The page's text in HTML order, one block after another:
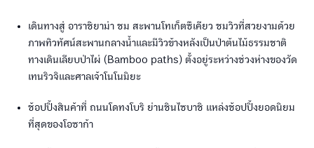
เดินทางสู่ อาราชิยาม่า ชม สะพานโทเก็ตซึเคียว ชมวิวที่สวยงามด้วย
ภาพทิวทัศน์สะพานกลางน้ำและมีวิวข้างหลังเป็นป่าต้นไม้ธรรมชาติ
ทางเดินเลียบป่าไผ่ (Bamboo paths) ตั้งอยู่ระหว่างช่วงห่างของวัด
เทนริวจิและศาลเจ้าโนโนมิยะ
ช้อปปิ้งสินค้าที่ ถนนโดทงโบริ ย่านชินไซบาชิ แหล่งช้อปปิ้งยอดนิยม
ที่สุดของโอซาก้า